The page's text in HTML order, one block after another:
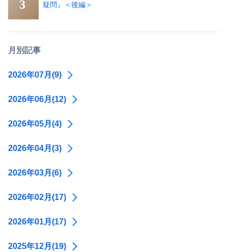
疑問』＜後編＞
月別記事
2026年07月(9)
2026年06月(12)
2026年05月(4)
2026年04月(3)
2026年03月(6)
2026年02月(17)
2026年01月(17)
2025年12月(19)